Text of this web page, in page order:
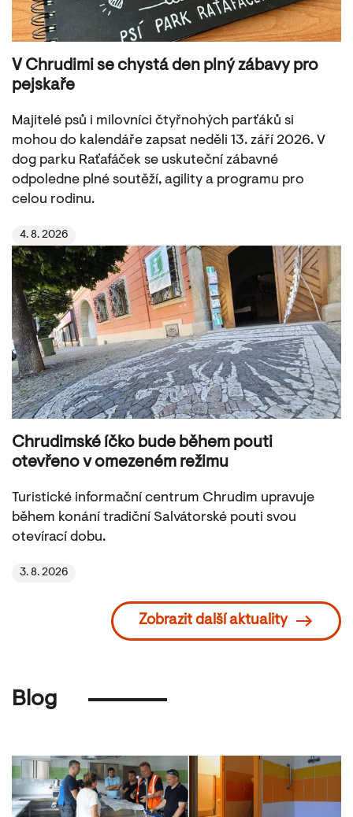
V Chrudimi se chystá den plný zábavy pro
pejskaře
Majitelé psů i milovníci čtyřnohých parťáků si
mohou do kalendáře zapsat neděli 13. září 2026. V
dog parku Raťafáček se uskuteční zábavné
odpoledne plné soutěží, agility a programu pro
celou rodinu.
4. 8. 2026
Chrudimské íčko bude během pouti
otevřeno v omezeném režimu
Turistické informační centrum Chrudim upravuje
během konání tradiční Salvátorské pouti svou
otevírací dobu.
3. 8. 2026
Zobrazit další aktuality
Blog